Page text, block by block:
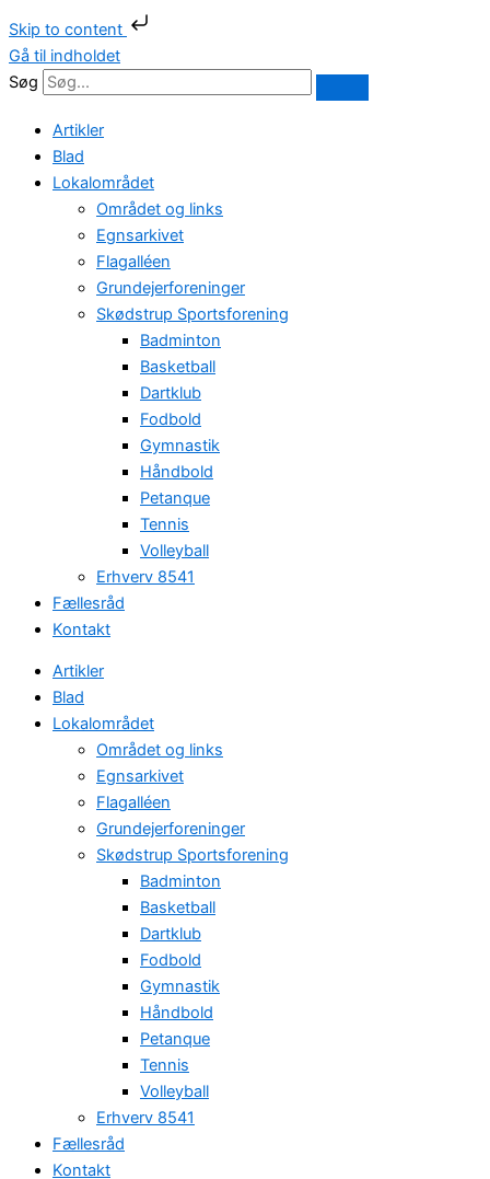
Skip to content
Gå til indholdet
Søg
Artikler
Blad
Lokalområdet
Området og links
Egnsarkivet
Flagalléen
Grundejerforeninger
Skødstrup Sportsforening
Badminton
Basketball
Dartklub
Fodbold
Gymnastik
Håndbold
Petanque
Tennis
Volleyball
Erhverv 8541
Fællesråd
Kontakt
Artikler
Blad
Lokalområdet
Området og links
Egnsarkivet
Flagalléen
Grundejerforeninger
Skødstrup Sportsforening
Badminton
Basketball
Dartklub
Fodbold
Gymnastik
Håndbold
Petanque
Tennis
Volleyball
Erhverv 8541
Fællesråd
Kontakt